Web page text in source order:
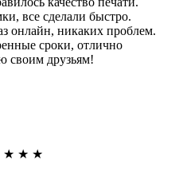
все сделали быстро.
онлайн, никаких проблем.
сроки, отлично
своим друзьям!
★ ★ ★